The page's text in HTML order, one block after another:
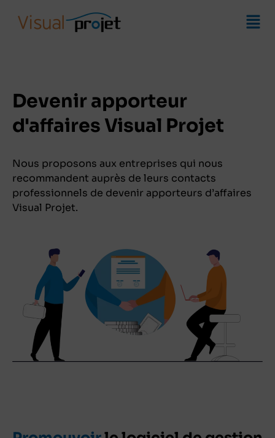
Devenir apporteur
d'affaires Visual Projet
Nous proposons aux entreprises qui nous
recommandent auprès de leurs contacts
professionnels de devenir apporteurs d’affaires
Visual Projet.